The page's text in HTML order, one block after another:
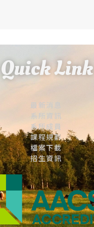
Quick Link
最新消息
系所資訊
系所成員
課程規劃
檔案下載
招生資訊